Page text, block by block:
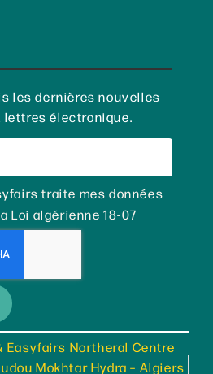
les dernières nouvelles
lettres électronique.
traite mes données
Loi algérienne 18-07
Northeral Centre
Mokhtar Hydra – Algiers